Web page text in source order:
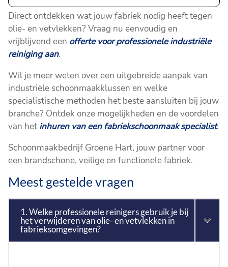
Direct ontdekken wat jouw fabriek nodig heeft tegen
olie- en vetvlekken? Vraag nu eenvoudig en
vrijblijvend een offerte voor professionele industriële
reiniging aan.
Wil je meer weten over een uitgebreide aanpak van
industriële schoonmaakklussen en welke
specialistische methoden het beste aansluiten bij jouw
branche? Ontdek onze mogelijkheden en de voordelen
van het inhuren van een fabriekschoonmaak specialist.
Schoonmaakbedrijf Groene Hart, jouw partner voor
een brandschone, veilige en functionele fabriek.
Meest gestelde vragen
1. Welke professionele reinigers gebruik je bij
het verwijderen van olie- en vetvlekken in
fabrieksomgevingen?